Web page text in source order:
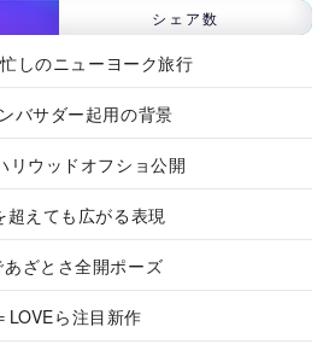
シェア数
しのニューヨーク旅行
バサダー起用の背景
リウッドオフショ公開
えても広がる表現
ざとさ全開ポーズ
LOVEら注目新作